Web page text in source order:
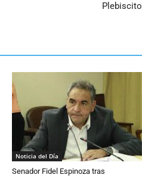
Plebiscito
Noticia del Día
Senador Fidel Espinoza tras